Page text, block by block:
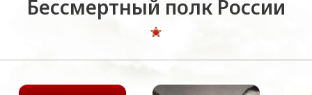
Бессмертный полк России